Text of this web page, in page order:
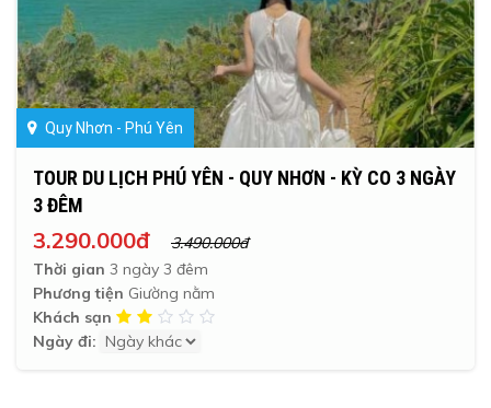
Quy Nhơn - Phú Yên
TOUR DU LỊCH PHÚ YÊN - QUY NHƠN - KỲ CO 3 NGÀY
3 ĐÊM
3.290.000đ
3.490.000đ
Thời gian 3 ngày 3 đêm
Phương tiện Giường nằm
Khách sạn
Ngày đi: